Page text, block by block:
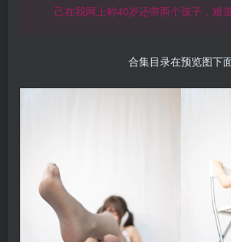
己在我网上称40岁还带两个孩子，难
合集目录在预览图下